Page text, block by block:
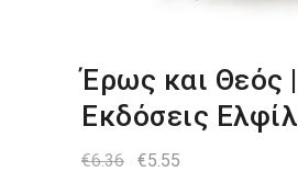
Έρως και Θεός |
Εκδόσεις Ελφίλ
€6.36
Original
€5.55